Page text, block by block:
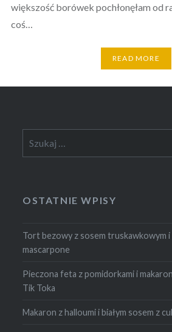
większość borówek pochłonęłam od
coś…
READ MORE
OSTATNIE WPISY
Tort bezowy z sosem truskawkowym i
mascarpone
Pieczona feta z pomidorkami i
Tik Toka
Makaron z halloumi i białym sosem z